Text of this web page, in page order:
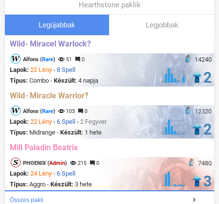
Hearthstone paklik
Legújabbak Legjobbak
Wild- Miracel Warlock?
14240
Alfons (Rare) 51 0
Lapok: 22 Lény - 8 Spell
Típus: Combo - Készült: 4 napja 2
Wild- Miracle Warrior?
12320
Alfons (Rare) 103 0
Lapok: 22 Lény - 6 Spell - 2 Fegyver
Típus: Midrange - Készült: 1 hete 2
Mill Paladin Beatrix
7480
PHOENIX (Admin) 215 0
Lapok: 24 Lény - 6 Spell
Típus: Aggro - Készült: 3 hete 3
Összes pakli